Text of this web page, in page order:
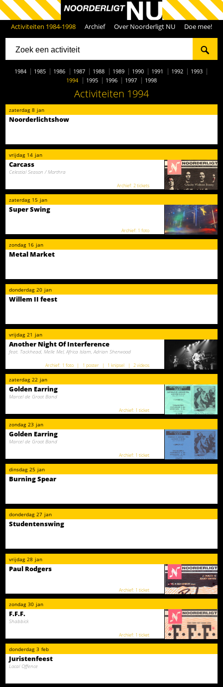
Activiteiten 1984-1998 Archief Over Noorderligt NU Doe mee!
1984 1985 1986 1987 1988 1989 1990 1991 1992
1993
1994
1995 1996 1997 1998
Activiteiten 1994
zaterdag 8 jan
Noorderlichtshow
vrijdag 14 jan
Carcass
Celestial Season / Morthra
2 tickets
zaterdag 15 jan
Super Swing
1 foto
zondag 16 jan
Metal Market
donderdag 20 jan
Willem II feest
vrijdag 21 jan
Another Night Of Interference
feat. Tackhead, Melle Mel, Africa Islam, Adrian Sherwood
1 foto 1 poster 1 knipsel 2 videos
zaterdag 22 jan
Golden Earring
Marcel de Groot Band
1 ticket
zondag 23 jan
Golden Earring
Marcel de Groot Band
1 ticket
dinsdag 25 jan
Burning Spear
donderdag 27 jan
Studentenswing
vrijdag 28 jan
Paul Rodgers
1 ticket
zondag 30 jan
F.F.F.
Shabbick
1 ticket
donderdag 3 feb
Juristenfeest
Local Offence